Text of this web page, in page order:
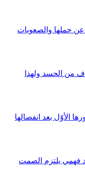
عن حملها والصعوبات
من الحسد ولهذا
الأوّل بعد انفصالها
فهمي يلتزم الصمت